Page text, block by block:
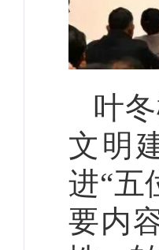
叶
文明
进“五
要内